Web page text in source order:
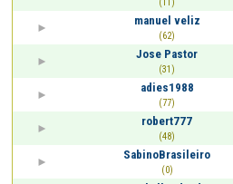
(11)
manuel veliz
(62)
Jose Pastor
(31)
adies1988
(77)
robert777
(48)
SabinoBrasileiro
(0)